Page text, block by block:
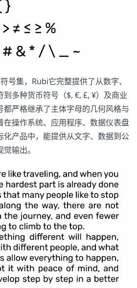
号集，Rubi它完整提供了从数字、
多种货币符号（$, €, £, ¥）及商业
都严格继承了主体字母的几何风格与
在操作系统、应用程序、数据仪表盘
化产品中，能提供从文字、数据到公
输出。